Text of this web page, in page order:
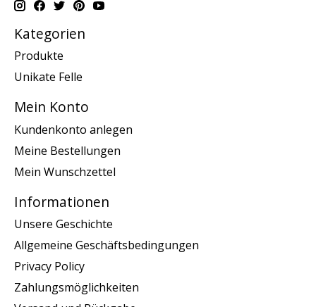
Kategorien
Produkte
Unikate Felle
Mein Konto
Kundenkonto anlegen
Meine Bestellungen
Mein Wunschzettel
Informationen
Unsere Geschichte
Allgemeine Geschäftsbedingungen
Privacy Policy
Zahlungsmöglichkeiten